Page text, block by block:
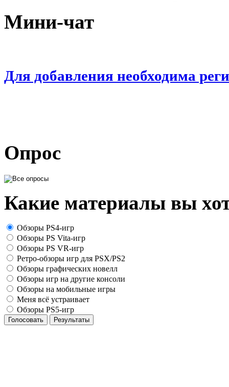
Мини-чат
Для добавления необходима
Опрос
Какие материалы вы
Обзоры PS4-игр
Обзоры PS Vita-игр
Обзоры PS VR-игр
Ретро-обзоры игр для PSX/PS2
Обзоры графических новелл
Обзоры игр на другие консоли
Обзоры на мобильные игры
Меня всё устраивает
Обзоры PS5-игр
Голосовать Результаты